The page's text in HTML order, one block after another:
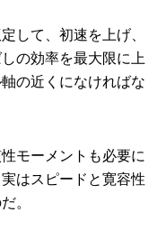
して、初速を上げ、
の効率を最大限に上
の近くになければな
モーメントも必要に
はスピードと寛容性
。